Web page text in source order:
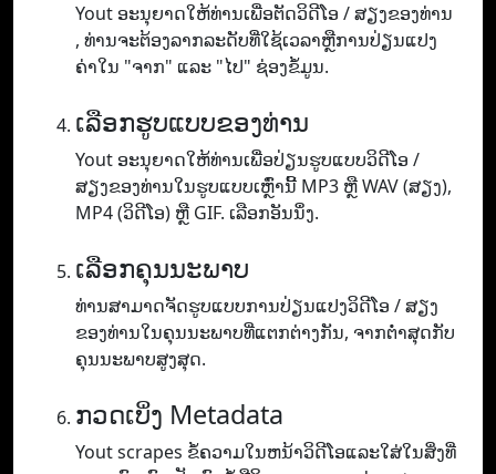
Yout ອະ​ນຸ​ຍາດ​ໃຫ້​ທ່ານ​ເພື່ອ​ຕັດ​ວິ​ດີ​ໂອ / ສຽງ​ຂອງ​ທ່ານ​
, ທ່ານ​ຈະ​ຕ້ອງ​ລາກ​ລະ​ດັບ​ທີ່​ໃຊ້​ເວ​ລາ​ຫຼື​ການ​ປ່ຽນ​ແປງ​
ຄ່າ​ໃນ "ຈາກ​" ແລະ "ໄປ​" ຊ່ອງ​ຂໍ້​ມູນ.
ເລືອກຮູບແບບຂອງທ່ານ
Yout ອະ​ນຸ​ຍາດ​ໃຫ້​ທ່ານ​ເພື່ອ​ປ່ຽນ​ຮູບ​ແບບ​ວິ​ດີ​ໂອ /
ສຽງ​ຂອງ​ທ່ານ​ໃນ​ຮູບ​ແບບ​ເຫຼົ່າ​ນີ້ MP3 ຫຼື WAV (ສຽງ​)​,
MP4 (ວິ​ດີ​ໂອ​) ຫຼື GIF​. ເລືອກອັນນຶ່ງ.
ເລືອກຄຸນນະພາບ
ທ່ານ​ສາ​ມາດ​ຈັດ​ຮູບ​ແບບ​ການ​ປ່ຽນ​ແປງ​ວິ​ດີ​ໂອ / ສຽງ​
ຂອງ​ທ່ານ​ໃນ​ຄຸນ​ນະ​ພາບ​ທີ່​ແຕກ​ຕ່າງ​ກັນ​, ຈາກ​ຕ​່​ໍາ​ສຸດ​ກັບ​
ຄຸນ​ນະ​ພາບ​ສູງ​ສຸດ​.
ກວດເບິ່ງ Metadata
Yout scrapes ຂໍ້ຄວາມໃນຫນ້າວິດີໂອແລະໃສ່ໃນສິ່ງທີ່